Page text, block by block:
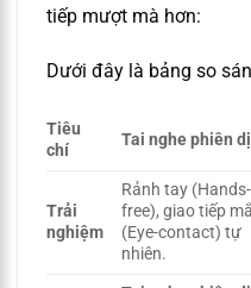
tiếp mượt mà hơn:
Dưới đây là bảng so
Tiêu
chí
Tai nghe phiên
Trải
nghiệm
Rảnh tay (Hands-
free), giao tiếp
(Eye-contact) tự
nhiên.